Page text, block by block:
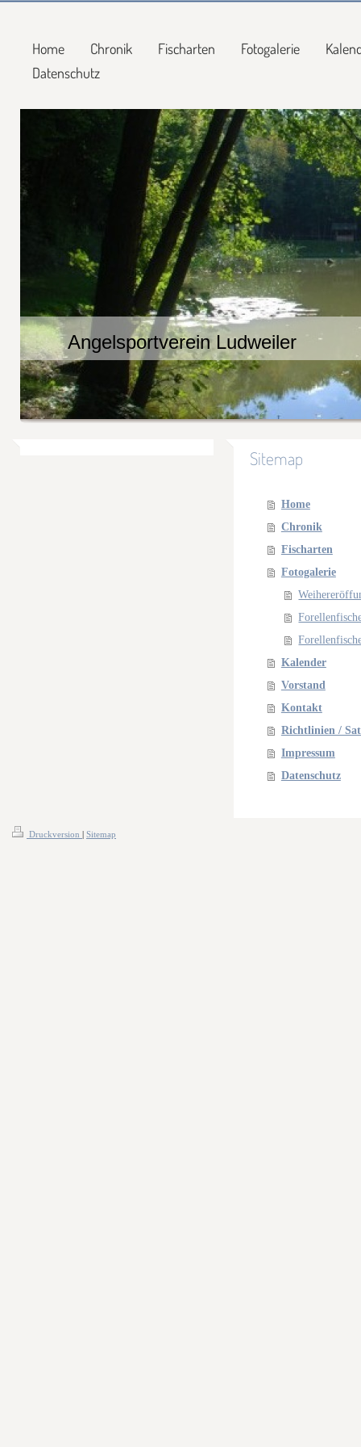
Home Chronik Fischarten Fotogalerie
Datenschutz
Angelsportverein Ludweiler
Sitemap
Home
Chronik
Fischarten
Fotogalerie
Kalender
Vorstand
Kontakt
Richtlinien /
Impressum
Datenschutz
Druckversion | Sitemap